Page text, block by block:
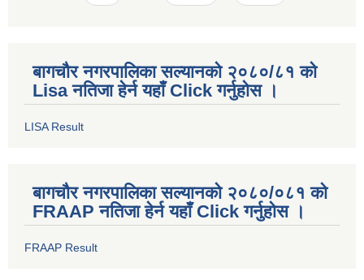
बागचौर नगरपालिका सल्यानको २०८०/८१ को
Lisa नतिजा हेर्न यहाँ Click गर्नुहोस ।
LISA Result
बागचौर नगरपालिका सल्यानको २०८०/०८१ को
FRAAP नतिजा हेर्न यहाँ Click गर्नुहोस ।
FRAAP Result